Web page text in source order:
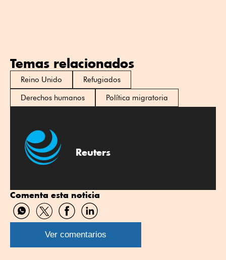
Temas relacionados
Reino Unido
Refugiados
Derechos humanos
Política migratoria
Reuters
Comenta esta noticia
Compartir
por
WhatsApp
Compartir
por
Twitter
Compartir
por
Facebook
Compartir
por
Linkedin
Ver comentarios